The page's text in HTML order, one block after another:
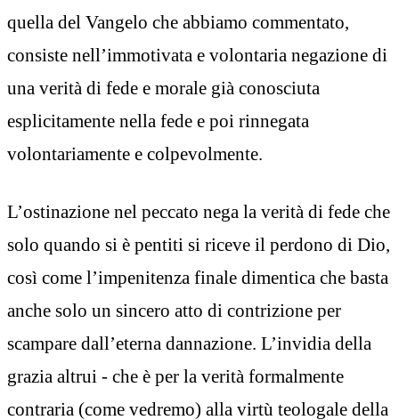
quella del Vangelo che abbiamo commentato,
consiste nell’immotivata e volontaria negazione di
una verità di fede e morale già conosciuta
esplicitamente nella fede e poi rinnegata
volontariamente e colpevolmente.
L’ostinazione nel peccato nega la verità di fede che
solo quando si è pentiti si riceve il perdono di Dio,
così come l’impenitenza finale dimentica che basta
anche solo un sincero atto di contrizione per
scampare dall’eterna dannazione. L’invidia della
grazia altrui - che è per la verità formalmente
contraria (come vedremo) alla virtù teologale della